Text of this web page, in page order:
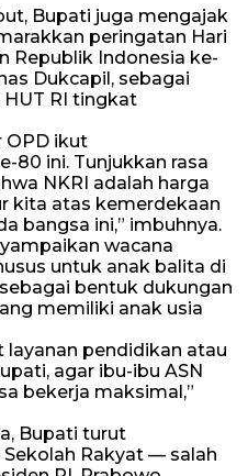
Bupati juga mengajak
peringatan Hari
Republik Indonesia ke-
Dukcapil, sebagai
RI tingkat
OPD ikut
80 ini. Tunjukkan rasa
NKRI adalah harga
kita atas kemerdekaan
bangsa ini,” imbuhnya.
wacana
untuk anak balita di
bentuk dukungan
memiliki anak usia
pendidikan atau
agar ibu-ibu ASN
bekerja maksimal,”
Bupati turut
Rakyat — salah